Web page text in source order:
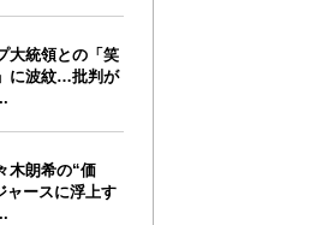
大統領との「笑
に波紋…批判が
木朗希の“価
ャースに浮上す